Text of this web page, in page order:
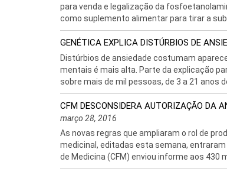
para venda e legalização da
como suplemento alimentar para tirar a
GENÉTICA EXPLICA DISTÚRBIOS DE
Distúrbios de ansiedade costumam
mentais é mais alta. Parte da explicação
sobre mais de mil pessoas, de 3 a 21 anos
CFM DESCONSIDERA AUTORIZAÇÃO DA
março 28, 2016
As novas regras que ampliaram o rol de
medicinal, editadas esta semana, entraram
de Medicina (CFM) enviou informe aos 430